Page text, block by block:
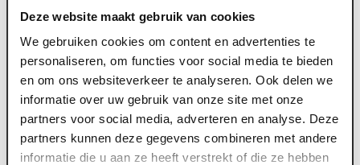
Deze website maakt gebruik van cookies
We gebruiken cookies om content en advertenties te
personaliseren, om functies voor social media te bieden
en om ons websiteverkeer te analyseren. Ook delen we
informatie over uw gebruik van onze site met onze
partners voor social media, adverteren en analyse. Deze
partners kunnen deze gegevens combineren met andere
informatie die u aan ze heeft verstrekt of die ze hebben
ART004950
Eternit Ecolor K-
scharniernok onderdeel
(GB) donkergrijs
ART004949
Eternit Ecolor K-
scharniernok bovendeel
(GB) donkergrijs